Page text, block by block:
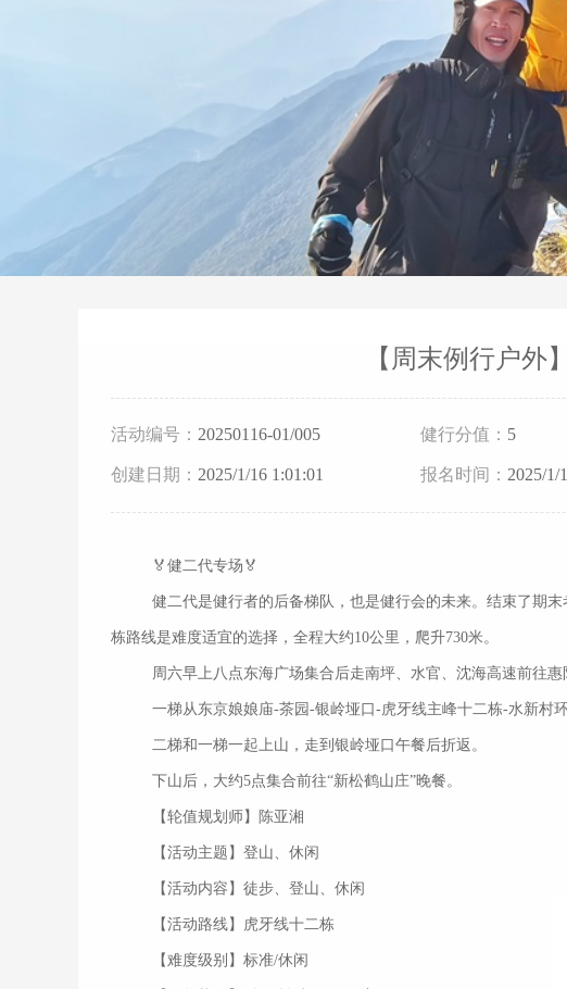
【周末例行户外
活动编号： 20250116-01/005 健行分值： 5
创建日期： 2025/1/16 1:01:01 报名时间： 2025/1/
🏅健二代专场🏅
健二代是健行者的后备梯队，也是健行会的未来。结束了期
栋路线是难度适宜的选择，全程大约10公里，爬升730米。
周六早上八点东海广场集合后走南坪、水官、沈海高速前往
一梯从东京娘娘庙-茶园-银岭垭口-虎牙线主峰十二栋-水新村环
二梯和一梯一起上山，走到银岭垭口午餐后折返。
下山后，大约5点集合前往“新松鹤山庄”晚餐。
【轮值规划师】陈亚湘
【活动主题】登山、休闲
【活动内容】徒步、登山、休闲
【活动路线】虎牙线十二栋
【难度级别】标准/休闲